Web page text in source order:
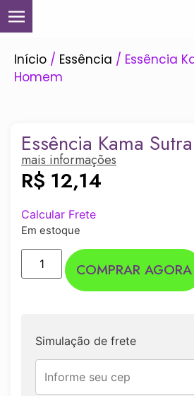
Início / Essência / Essência
Homem
Essência Kama
mais informações
R$ 12,14
Calcular Frete
Em estoque
COMPRAR AGORA
Simulação de frete